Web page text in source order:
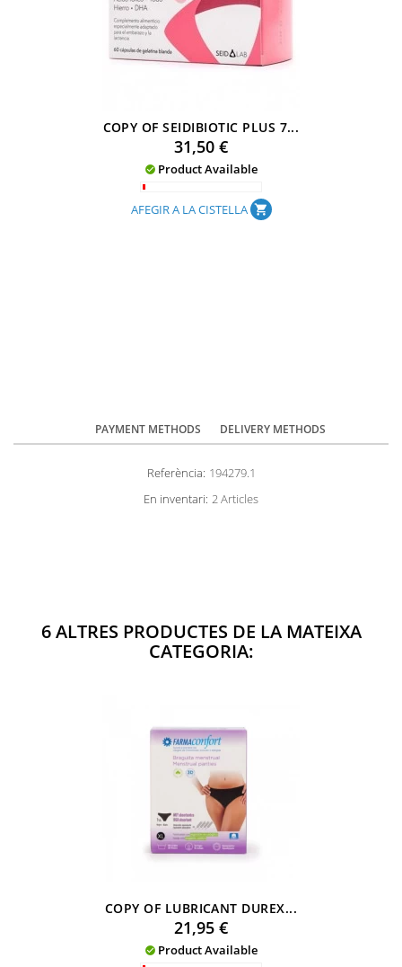
COPY OF SEIDIBIOTIC PLUS 7...
Preu
31,50 €
 Product Available
AFEGIR A LA CISTELLA shopping_cart
PAYMENT METHODS DELIVERY METHODS
Referència: 194279.1
En inventari: 2 Articles
6 ALTRES PRODUCTES DE LA MATEIXA
CATEGORIA:
COPY OF LUBRICANT DUREX...
Preu
21,95 €
 Product Available